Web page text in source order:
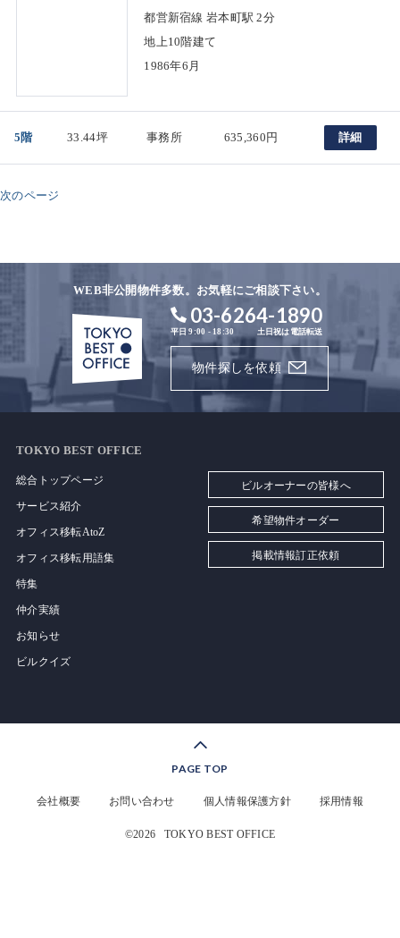
都営新宿線 岩本町駅 2分
地上10階建て
1986年6月
5階 33.44坪 事務所 635,360円 詳細
次のページ
WEB非公開物件多数。お気軽にご相談下さい。
03-6264-1890
平日 9:00 - 18:30 土日祝は電話転送
物件探しを依頼
TOKYO BEST OFFICE
総合トップページ
サービス紹介
オフィス移転AtoZ
オフィス移転用語集
特集
仲介実績
お知らせ
ビルクイズ
ビルオーナーの皆様へ
希望物件オーダー
掲載情報訂正依頼
PAGE TOP
会社概要 お問い合わせ 個人情報保護方針 採用情報
©2026 TOKYO BEST OFFICE